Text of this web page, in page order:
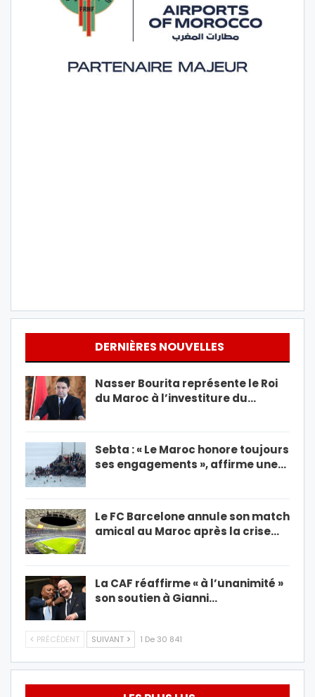
DERNIÈRES NOUVELLES
Nasser Bourita représente le Roi
du Maroc à l’investiture du…
Sebta : « Le Maroc honore toujours
ses engagements », affirme une…
Le FC Barcelone annule son match
amical au Maroc après la crise…
La CAF réaffirme « à l’unanimité »
son soutien à Gianni…
PRÉCÉDENT SUIVANT 1 De 30 841